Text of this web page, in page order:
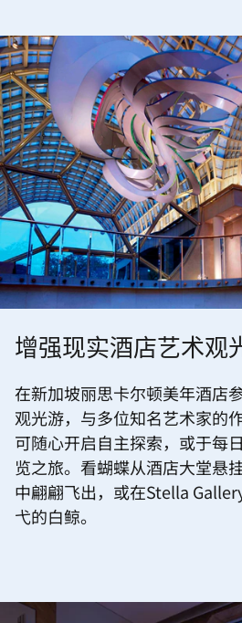
增强现实酒店艺术观
在新加坡丽思卡尔顿美年酒店
观光游，与多位知名艺术家的
可随心开启自主探索，或于每
览之旅。看蝴蝶从酒店大堂
中翩翩飞出，或在Stella
弋的白鲸。